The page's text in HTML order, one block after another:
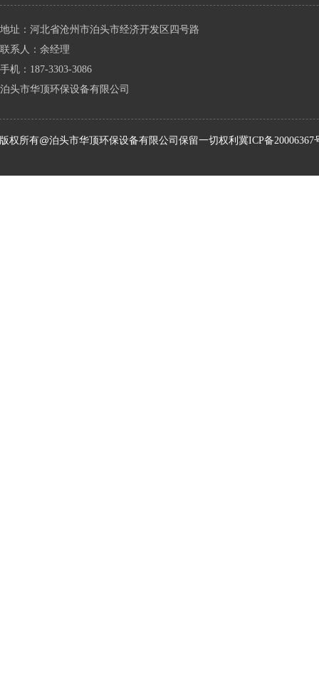
地址：河北省沧州市泊头市经济开发区四号路
联系人：余经理
手机：187-3303-3086
泊头市华顶环保设备有限公司
版权所有@泊头市华顶环保设备有限公司保留一切权利 冀ICP备20006367